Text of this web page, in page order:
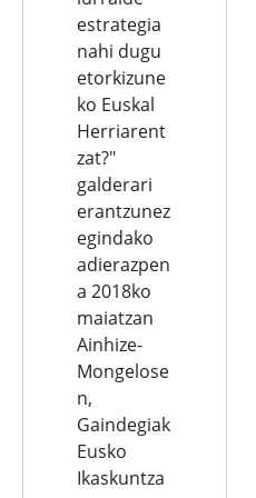
estrategia
nahi dugu
etorkizune
ko Euskal
Herriarent
zat?"
galderari
erantzunez
egindako
adierazpen
a 2018ko
maiatzan
Ainhize-
Mongelose
n,
Gaindegiak
Eusko
Ikaskuntza